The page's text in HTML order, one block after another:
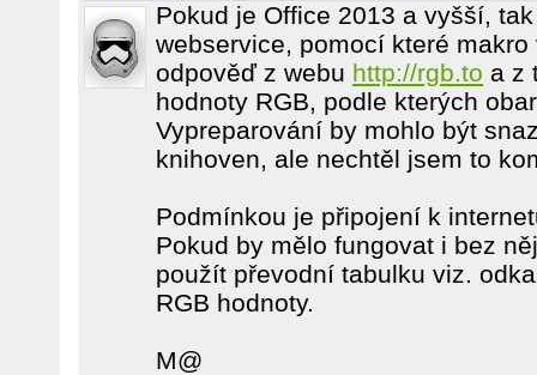
Pokud je Office 2013 a vyšší,
webservice, pomocí které
odpověď z webu http://rgb.to a z
hodnoty RGB, podle kterých
Vypreparování by mohlo být
knihoven, ale nechtěl jsem to
Podmínkou je připojení k
Pokud by mělo fungovat i bez
použít převodní tabulku viz.
RGB hodnoty.
M@